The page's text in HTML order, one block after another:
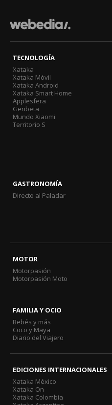
TECNOLOGÍA
Xataka
Xataka Móvil
Xataka Android
Xataka Smart Home
Applesfera
Genbeta
Mundo Xiaomi
Territorio S
GASTRONOMÍA
Directo al Paladar
MOTOR
Motorpasión
Motorpasión Moto
FAMILIA Y OCIO
Bebés y más
Coco y Maya
Diario del Viajero
EDICIONES INTERNACIONALES
Xataka México
Xataka On
Xataka Colombia